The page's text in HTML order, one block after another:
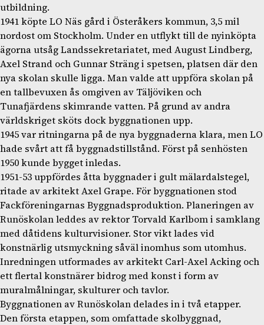
utbildning.
1941 köpte LO Näs gård i Österåkers kommun, 3,5 mil
nordost om Stockholm. Under en utflykt till de nyinköpta
ägorna utsåg Landssekretariatet, med August Lindberg,
Axel Strand och Gunnar Sträng i spetsen, platsen där den
nya skolan skulle ligga. Man valde att uppföra skolan på
en tallbevuxen ås omgiven av Täljöviken och
Tunafjärdens skimrande vatten. På grund av andra
världskriget sköts dock byggnationen upp.
1945 var ritningarna på de nya byggnaderna klara, men LO
hade svårt att få byggnadstillstånd. Först på senhösten
1950 kunde bygget inledas.
1951-53 uppfördes åtta byggnader i gult mälardalstegel,
ritade av arkitekt Axel Grape. För byggnationen stod
Fackföreningarnas Byggnadsproduktion. Planeringen av
Runöskolan leddes av rektor Torvald Karlbom i samklang
med dåtidens kulturvisioner. Stor vikt lades vid
konstnärlig utsmyckning såväl inomhus som utomhus.
Inredningen utformades av arkitekt Carl-Axel Acking och
ett flertal konstnärer bidrog med konst i form av
muralmålningar, skulturer och tavlor.
Byggnationen av Runöskolan delades in i två etapper.
Den första etappen, som omfattade skolbyggnad,